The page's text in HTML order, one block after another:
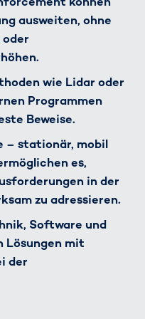
ausweiten, ohne
wie Lidar oder
Programmen
Beweise.
– stationär, mobil
es,
in der
zu adressieren.
Software und
Lösungen mit
der